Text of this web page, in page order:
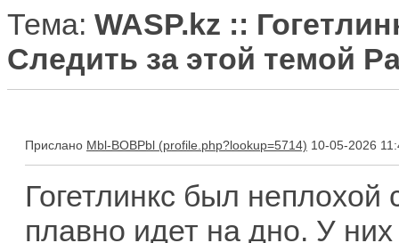
Тема: WASP.kz ::
Следить за этой темой
Прислано Mbl-BOBPbl 10-05-2026
Гогетлинкс был неплохой
плавно идет на дно. У